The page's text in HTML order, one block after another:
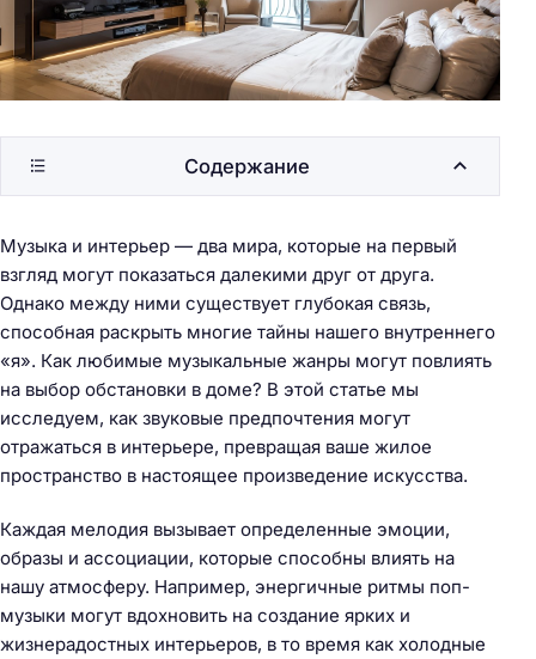
Музыка и интерьер — два мира, которые на первый
взгляд могут показаться далекими друг от друга.
Однако между ними существует глубокая связь,
способная раскрыть многие тайны нашего внутреннего
«я». Как любимые музыкальные жанры могут повлиять
на выбор обстановки в доме? В этой статье мы
исследуем, как звуковые предпочтения могут
отражаться в интерьере, превращая ваше жилое
пространство в настоящее произведение искусства.
Каждая мелодия вызывает определенные эмоции,
образы и ассоциации, которые способны влиять на
нашу атмосферу. Например, энергичные ритмы поп-
музыки могут вдохновить на создание ярких и
жизнерадостных интерьеров, в то время как холодные
Содержание